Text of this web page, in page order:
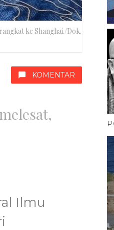
ke Shanghai./Dok.
KOMENTAR
Ilmu